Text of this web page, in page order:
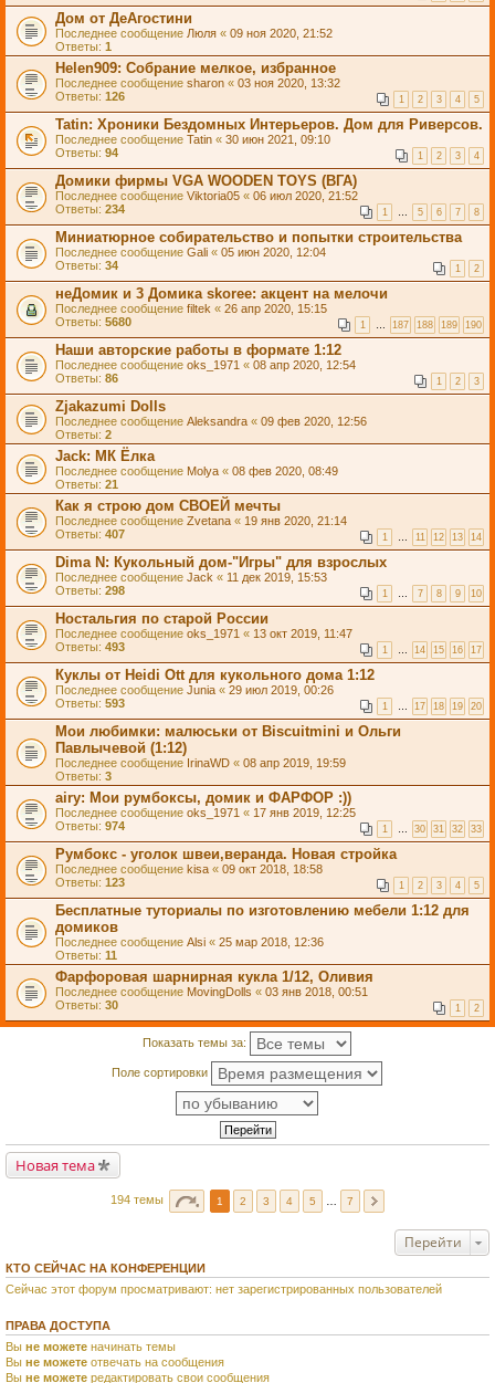
Дом от ДеАгостини
Последнее сообщение Люля « 09 ноя 2020, 21:52
Ответы: 1
Helen909: Собрание мелкое, избранное
Последнее сообщение sharon « 03 ноя 2020, 13:32
Ответы: 126 1 2 3 4 5
Tatin: Хроники Бездомных Интерьеров. Дом для Риверсов.
Последнее сообщение Tatin « 30 июн 2021, 09:10
Ответы: 94 1 2 3 4
Домики фирмы VGA WOODEN TOYS (ВГА)
Последнее сообщение Viktoria05 « 06 июл 2020, 21:52
Ответы: 234 1 … 5 6 7 8
Миниатюрное собирательство и попытки строительства
Последнее сообщение Gali « 05 июн 2020, 12:04
Ответы: 34 1 2
неДомик и 3 Домика skoree: акцент на мелочи
Последнее сообщение filtek « 26 апр 2020, 15:15
Ответы: 5680 1 … 187 188 189 190
Наши авторские работы в формате 1:12
Последнее сообщение oks_1971 « 08 апр 2020, 12:54
Ответы: 86 1 2 3
Zjakazumi Dolls
Последнее сообщение Aleksandra « 09 фев 2020, 12:56
Ответы: 2
Jack: МК Ёлка
Последнее сообщение Molya « 08 фев 2020, 08:49
Ответы: 21
Как я строю дом СВОЕЙ мечты
Последнее сообщение Zvetana « 19 янв 2020, 21:14
Ответы: 407 1 … 11 12 13 14
Dima N: Кукольный дом-"Игры" для взрослых
Последнее сообщение Jack « 11 дек 2019, 15:53
Ответы: 298 1 … 7 8 9 10
Ностальгия по старой России
Последнее сообщение oks_1971 « 13 окт 2019, 11:47
Ответы: 493 1 … 14 15 16 17
Куклы от Heidi Ott для кукольного дома 1:12
Последнее сообщение Junia « 29 июл 2019, 00:26
Ответы: 593 1 … 17 18 19 20
Мои любимки: малюськи от Biscuitmini и Ольги
Павлычевой (1:12)
Последнее сообщение IrinaWD « 08 апр 2019, 19:59
Ответы: 3
airy: Мои румбоксы, домик и ФАРФОР :))
Последнее сообщение oks_1971 « 17 янв 2019, 12:25
Ответы: 974 1 … 30 31 32 33
Румбокс - уголок швеи,веранда. Новая стройка
Последнее сообщение kisa « 09 окт 2018, 18:58
Ответы: 123 1 2 3 4 5
Бесплатные туториалы по изготовлению мебели 1:12 для
домиков
Последнее сообщение Alsi « 25 мар 2018, 12:36
Ответы: 11
Фарфоровая шарнирная кукла 1/12, Оливия
Последнее сообщение MovingDolls « 03 янв 2018, 00:51
Ответы: 30 1 2
Показать темы за:
Поле сортировки
Новая тема
194 темы 1 2 3 4 5 7
Перейти
КТО СЕЙЧАС НА КОНФЕРЕНЦИИ
Сейчас этот форум просматривают: нет зарегистрированных пользователей
ПРАВА ДОСТУПА
Вы не можете начинать темы
Вы не можете отвечать на сообщения
Вы не можете редактировать свои сообщения